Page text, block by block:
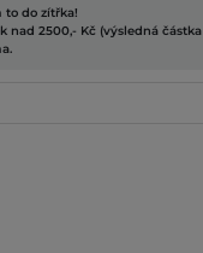
to do zítřka!
nad 2500,- Kč (výsledná částka